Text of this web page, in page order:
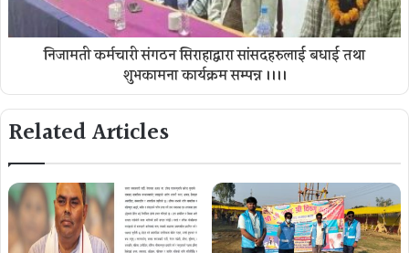
निजामती कर्मचारी संगठन सिराहाद्वारा सांसदहरुलाई बधाई तथा
शुभकामना कार्यक्रम सम्पन्न ।।।।
Related Articles